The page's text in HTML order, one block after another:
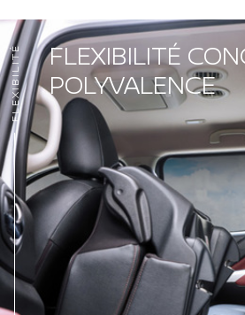
FLEXIBILITÉ
POLYVALENCE
FLEXIBILITÉ